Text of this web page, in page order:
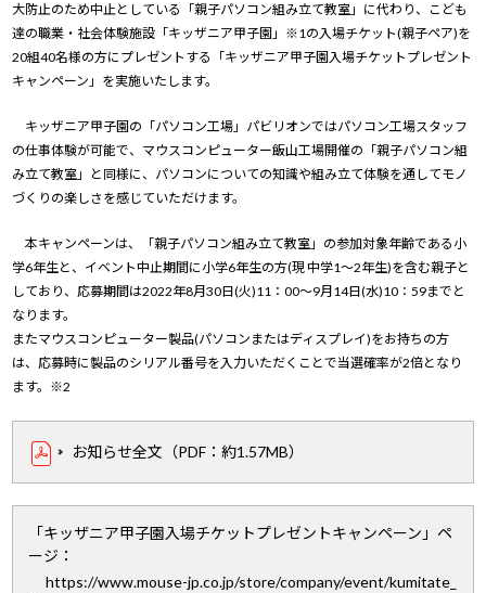
大防止のため中止としている「親子パソコン組み立て教室」に代わり、こども
達の職業・社会体験施設「キッザニア甲子園」※1の入場チケット(親子ペア)を
20組40名様の方にプレゼントする「キッザニア甲子園入場チケットプレゼント
キャンペーン」を実施いたします。
キッザニア甲子園の「パソコン工場」パビリオンではパソコン工場スタッフ
の仕事体験が可能で、マウスコンピューター飯山工場開催の「親子パソコン組
み立て教室」と同様に、パソコンについての知識や組み立て体験を通してモノ
づくりの楽しさを感じていただけます。
本キャンペーンは、「親子パソコン組み立て教室」の参加対象年齢である小
学6年生と、イベント中止期間に小学6年生の方(現 中学1～2年生)を含む親子と
しており、応募期間は2022年8月30日(火)11：00～9月14日(水)10：59までと
なります。
またマウスコンピューター製品(パソコンまたはディスプレイ)をお持ちの方
は、応募時に製品のシリアル番号を入力いただくことで当選確率が2倍となり
ます。※2
お知らせ全文（PDF：約1.57MB）
「キッザニア甲子園入場チケットプレゼントキャンペーン」ペ
ージ：
https://www.mouse-jp.co.jp/store/company/event/kumitate_